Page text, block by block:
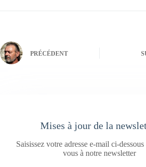
PRÉCÉDENT
Mises à jour de la
Saisissez votre adresse e-mail ci-
vous à notre newsletter